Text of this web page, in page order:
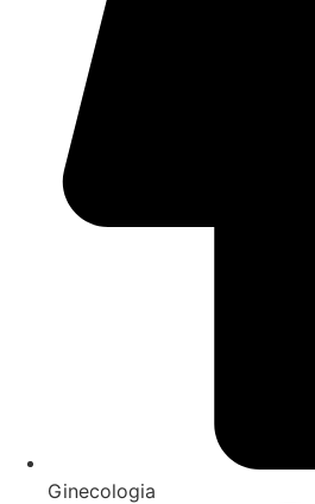
Ginecologia